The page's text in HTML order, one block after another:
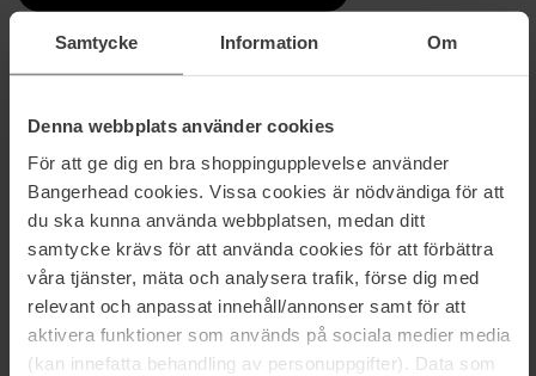
Samtycke Information Om
Denna webbplats använder cookies
För att ge dig en bra shoppingupplevelse använder
Bangerhead cookies. Vissa cookies är nödvändiga för att
du ska kunna använda webbplatsen, medan ditt
samtycke krävs för att använda cookies för att förbättra
våra tjänster, mäta och analysera trafik, förse dig med
relevant och anpassat innehåll/annonser samt för att
aktivera funktioner som används på sociala medier media
(kan innefatta behandling av personuppgifter). Data som
Information
humør et boost, indeholder tre pastelfarvede invisibobble
SPRUNCHIE scrunchies.
Denne hårelastik er superelastisk, blød og stofbetrukket og er det
perfekte blikfang til hver dag og alle frisurer. Under det bløde stof
har invisibobble SPRUNCHIE en klassisk ORIGINAL og derfor alle
fordelene fra dette supertalent. Hårelastikken er takket være
spiralformen skånsom mod håret, efterlader ingen mærker og er
Varenummer: 104080